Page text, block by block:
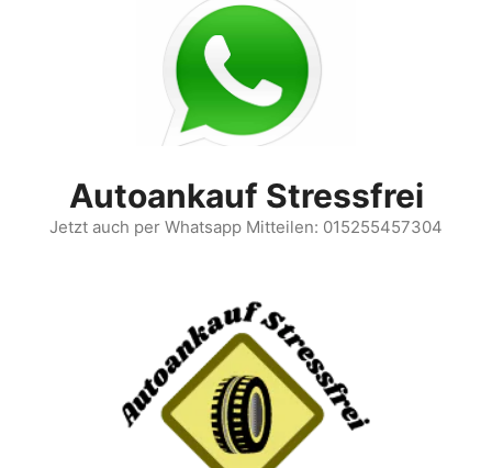
Autoankauf Stressfrei
Jetzt auch per Whatsapp Mitteilen: 015255457304